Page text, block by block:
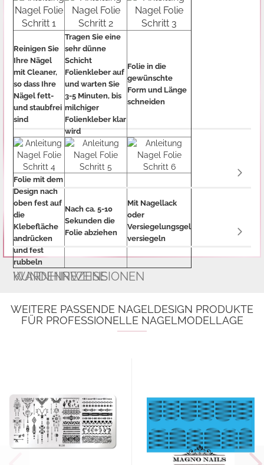
Reinigen Sie
Ihre Nägel
mit Cleaner,
so dass Ihre
Nägel fett-
und staubfrei
sind
Tragen Sie eine
sehr dünne
Schicht
Folienkleber auf
und warten Sie
3-5 Minuten, bis
milchiger
Folienkleber klar
wird
Folie in die
gewünschte
Form und Länge
schneiden
Folie mit dem
Design nach
oben fest auf
die
Klebefläche
andrücken
und fest
rubbeln
Nach ca. 5-10
Sekunden die
Folie abziehen
Mit Nagellack
oder
Versiegelungsgel
versiegeln
WARNHINWEISE
KUNDENREZENSIONEN
WEITERE PASSENDE NAGELDESIGN PRODUKTE
FÜR PROFESSIONELLE NAGELMODELLAGE